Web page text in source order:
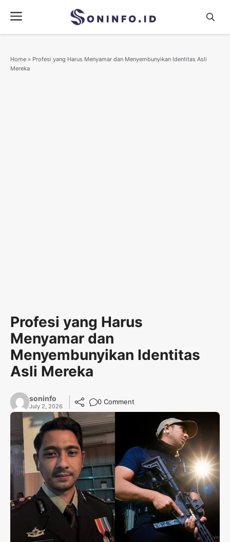
content
Menu
Home » Profesi yang Harus Menyamar dan Menyembunyikan Identitas Asli
Mereka
Profesi yang Harus
Menyamar dan
Menyembunyikan Identitas
Asli Mereka
soninfo
July 2, 2026
0 Comment